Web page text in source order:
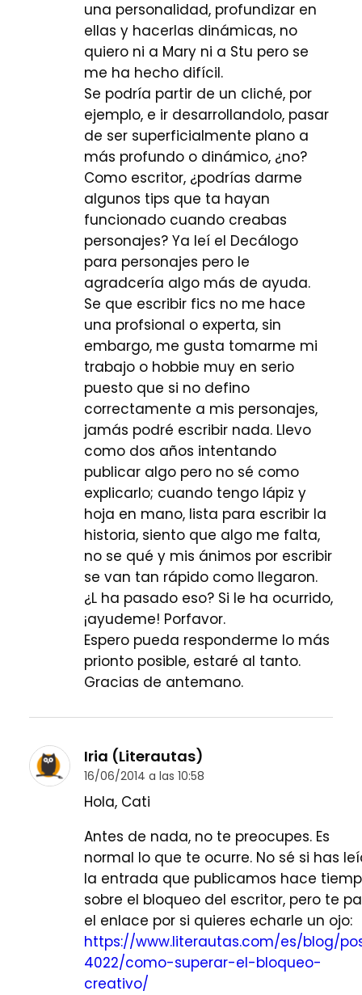
una personalidad, profundizar en
ellas y hacerlas dinámicas, no
quiero ni a Mary ni a Stu pero se
me ha hecho difícil.
Se podría partir de un cliché, por
ejemplo, e ir desarrollandolo, pasar
de ser superficialmente plano a
más profundo o dinámico, ¿no?
Como escritor, ¿podrías darme
algunos tips que ta hayan
funcionado cuando creabas
personajes? Ya leí el Decálogo
para personajes pero le
agradcería algo más de ayuda.
Se que escribir fics no me hace
una profsional o experta, sin
embargo, me gusta tomarme mi
trabajo o hobbie muy en serio
puesto que si no defino
correctamente a mis personajes,
jamás podré escribir nada. Llevo
como dos años intentando
publicar algo pero no sé como
explicarlo; cuando tengo lápiz y
hoja en mano, lista para escribir la
historia, siento que algo me falta,
no se qué y mis ánimos por escribir
se van tan rápido como llegaron.
¿L ha pasado eso? Si le ha ocurrido,
¡ayudeme! Porfavor.
Espero pueda responderme lo más
prionto posible, estaré al tanto.
Gracias de antemano.
Iria (Literautas)
16/06/2014 a las 10:58
Hola, Cati
Antes de nada, no te preocupes. Es
normal lo que te ocurre. No sé si has
la entrada que publicamos hace
sobre el bloqueo del escritor, pero te
el enlace por si quieres echarle un ojo:
https://www.literautas.com/es/blog/
4022/como-superar-el-bloqueo-
creativo/